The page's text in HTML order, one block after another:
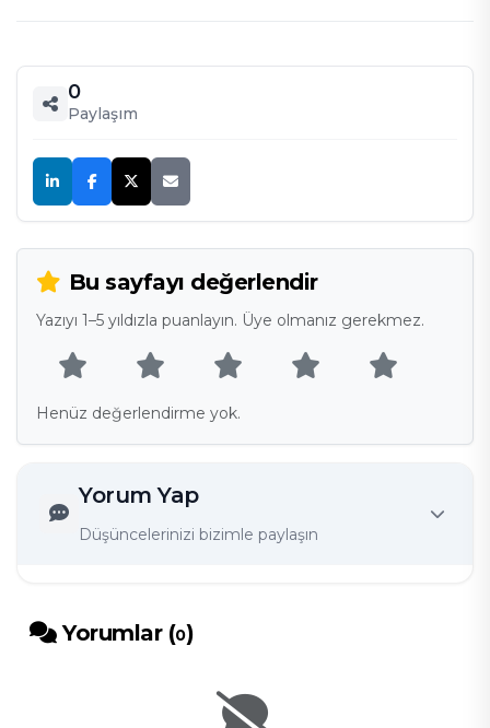
0
Paylaşım
Bu sayfayı değerlendir
Yazıyı 1–5 yıldızla puanlayın. Üye olmanız gerekmez.
Henüz değerlendirme yok.
Yorum Yap
Düşüncelerinizi bizimle paylaşın
Yorumlar (0)